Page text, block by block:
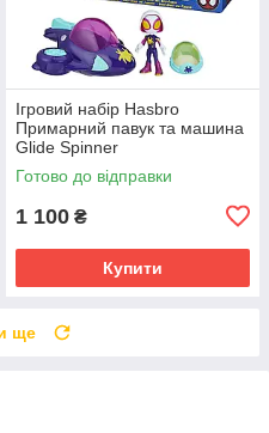
Ігровий набір Hasbro
Примарний павук та машина
Glide Spinner
Готово до відправки
1 100 ₴
Купити
ще